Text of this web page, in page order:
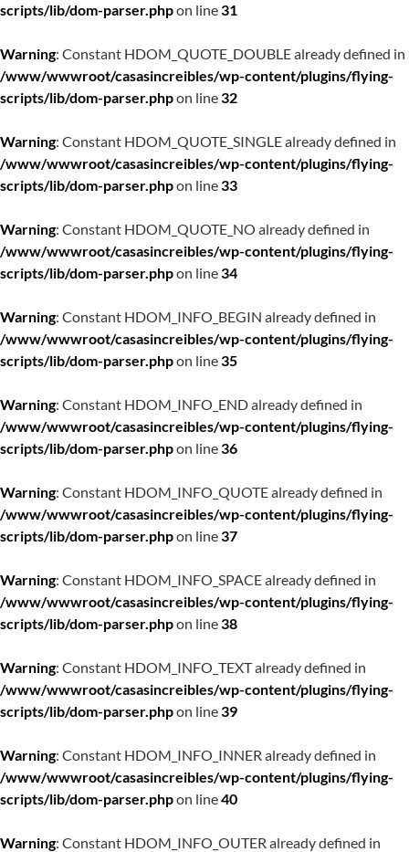
scripts/lib/dom-parser.phpon line31
Warning: Constant HDOM_QUOTE_DOUBLE already defined in
/www/wwwroot/casasincreibles/wp-content/plugins/flying-
scripts/lib/dom-parser.phpon line32
Warning: Constant HDOM_QUOTE_SINGLE already defined in
/www/wwwroot/casasincreibles/wp-content/plugins/flying-
scripts/lib/dom-parser.phpon line33
Warning: Constant HDOM_QUOTE_NO already defined in
/www/wwwroot/casasincreibles/wp-content/plugins/flying-
scripts/lib/dom-parser.phpon line34
Warning: Constant HDOM_INFO_BEGIN already defined in
/www/wwwroot/casasincreibles/wp-content/plugins/flying-
scripts/lib/dom-parser.phpon line35
Warning: Constant HDOM_INFO_END already defined in
/www/wwwroot/casasincreibles/wp-content/plugins/flying-
scripts/lib/dom-parser.phpon line36
Warning: Constant HDOM_INFO_QUOTE already defined in
/www/wwwroot/casasincreibles/wp-content/plugins/flying-
scripts/lib/dom-parser.phpon line37
Warning: Constant HDOM_INFO_SPACE already defined in
/www/wwwroot/casasincreibles/wp-content/plugins/flying-
scripts/lib/dom-parser.phpon line38
Warning: Constant HDOM_INFO_TEXT already defined in
/www/wwwroot/casasincreibles/wp-content/plugins/flying-
scripts/lib/dom-parser.phpon line39
Warning: Constant HDOM_INFO_INNER already defined in
/www/wwwroot/casasincreibles/wp-content/plugins/flying-
scripts/lib/dom-parser.phpon line40
Warning: Constant HDOM_INFO_OUTER already defined in